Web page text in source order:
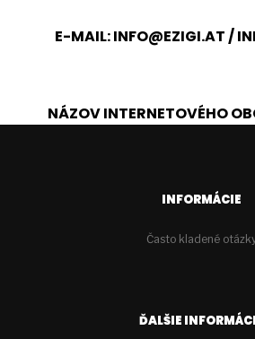
E-MAIL:INFO@EZIGI.AT /
NÁZOV INTERNETOVÉHO
INFORMÁCIE
Často kladené
ĎALŠIE